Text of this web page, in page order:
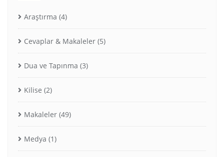
Araştırma (4)
Cevaplar & Makaleler (5)
Dua ve Tapınma (3)
Kilise (2)
Makaleler (49)
Medya (1)